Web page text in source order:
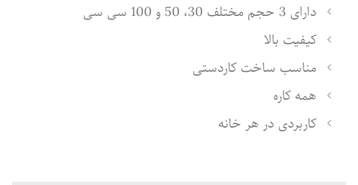
دارای 3 حجم مختلف 30، 50 و 100 سی سی
کیفیت بالا
مناسب ساخت کاردستی
همه کاره
کاربردی در هر خانه